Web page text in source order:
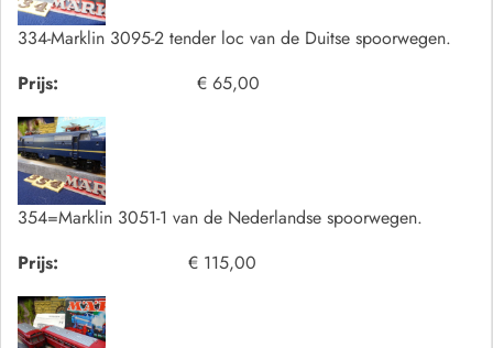
334-Marklin 3095-2 tender loc van de Duitse spoorwegen.
Prijs:
€ 65,00
354=Marklin 3051-1 van de Nederlandse spoorwegen.
Prijs:
€ 115,00